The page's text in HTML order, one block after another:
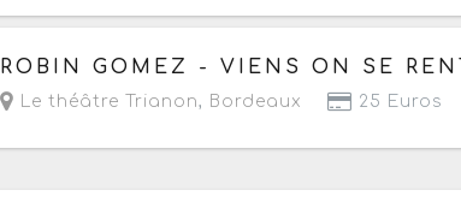
Le samedi 12 septembre 2026 à partir de 20h30
ROBIN GOMEZ - VIENS ON SE
Le théâtre Trianon, Bordeaux 25 Euros